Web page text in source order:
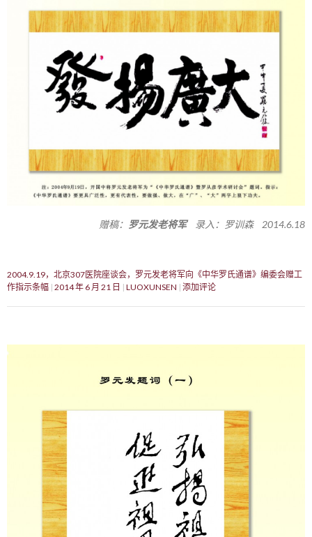
赠稿： 罗元发老将军录入：罗训森 2014.6.18
2004.9.19，北京307医院座谈会，罗元发老将军向《中华罗氏通谱》编委会赠工
作指示条幅 2014 年 6 月 21 日 LUOXUNSEN 添加评论